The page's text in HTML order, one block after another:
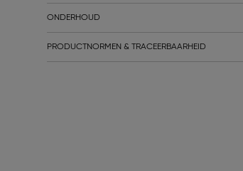
ONDERHOUD
PRODUCTNORMEN & TRACEERBAARHEID